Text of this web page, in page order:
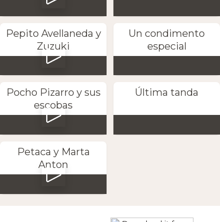
Pepito Avellaneda y
Zuzuki
Un condimento
especial
Pocho Pizarro y sus
escobas
Última tanda
Petaca y Marta
Anton